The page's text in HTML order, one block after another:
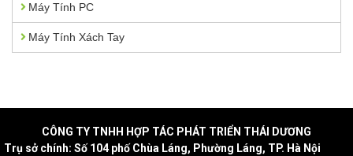
Máy Tính PC
Máy Tính Xách Tay
CÔNG TY TNHH HỢP TÁC PHÁT TRIỂN THÁI DƯƠNG
Trụ sở chính: Số 104 phố Chùa Láng, Phường Láng, TP. Hà Nội